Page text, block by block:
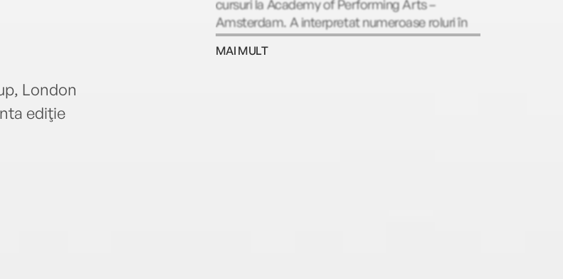
London
ediţie
cursuri la Academy of Performing Arts –
Amsterdam. A interpretat numeroase roluri în
teatru, cinematografie, televiziune și a dublat
vocea multor personaje din desene animate si
MAI MULT